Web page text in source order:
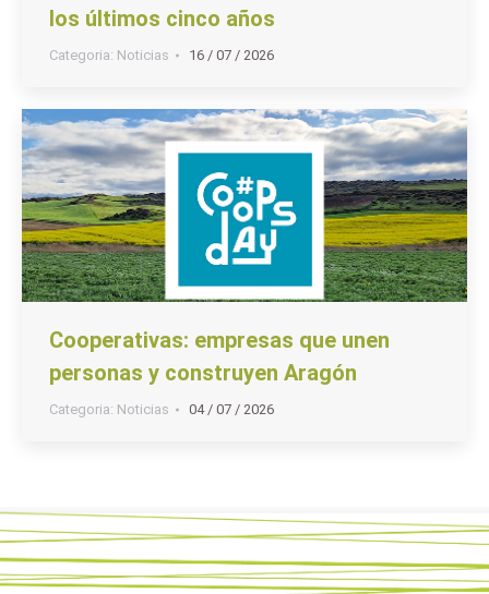
los últimos cinco años
Categoria: Noticias 16 / 07 / 2026
Cooperativas: empresas que unen
personas y construyen Aragón
Categoria: Noticias 04 / 07 / 2026